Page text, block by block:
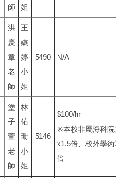
師
姐
洪
慶
章
老
師
王
嬿
婷
小
姐
5490 N/A
塗
子
萱
老
師
林
佑
珊
小
姐
5146
$100/hr
※本校非屬海科院
x1.5倍、校外學
倍